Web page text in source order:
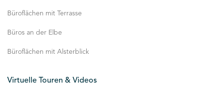
Büroflächen mit Terrasse
Büros an der Elbe
Büroflächen mit Alsterblick
Virtuelle Touren & Videos